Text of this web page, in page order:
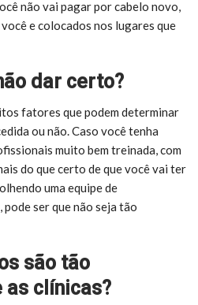
não vai pagar por cabelo novo,
e colocados nos lugares que
dar certo?
fatores que podem determinar
ou não. Caso você tenha
muito bem treinada, com
do que certo de que você vai ter
uma equipe de
ser que não seja tão
são tão
clínicas?